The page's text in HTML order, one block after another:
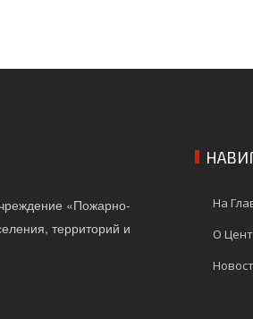
«Пожарно-
территорий и
На
О